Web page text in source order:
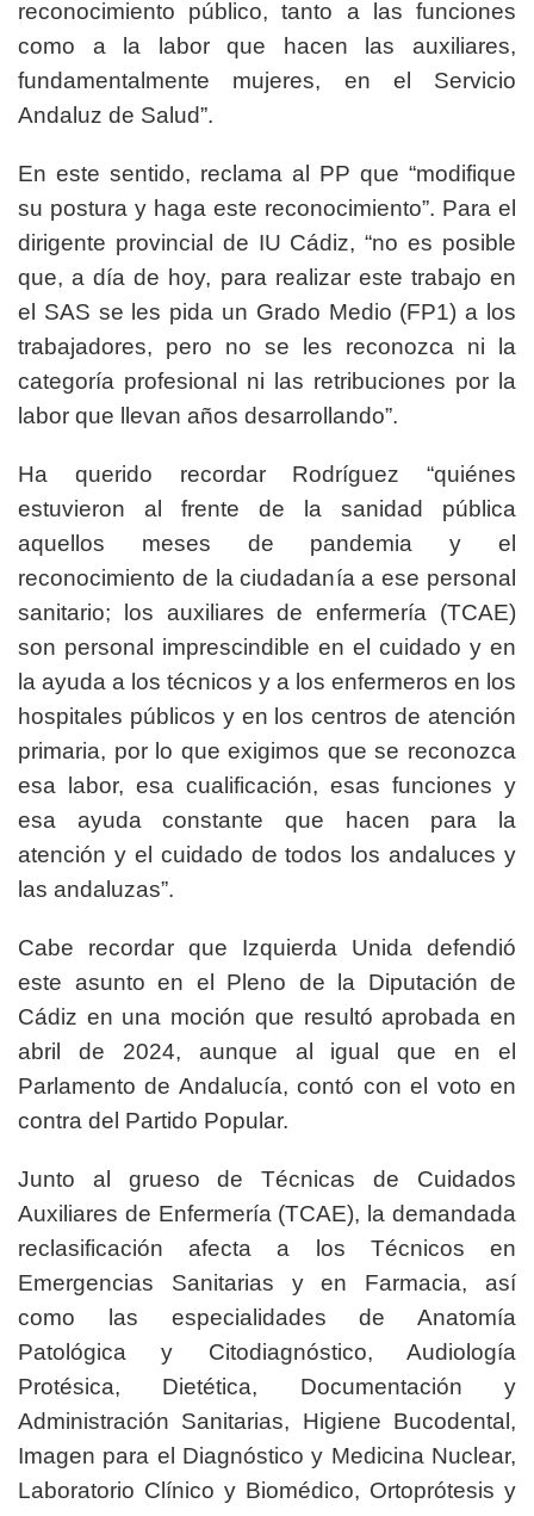
reconocimiento público, tanto a las funciones
como a la labor que hacen las auxiliares,
fundamentalmente mujeres, en el Servicio
Andaluz de Salud”.
En este sentido, reclama al PP que “modifique
su postura y haga este reconocimiento”. Para el
dirigente provincial de IU Cádiz, “no es posible
que, a día de hoy, para realizar este trabajo en
el SAS se les pida un Grado Medio (FP1) a los
trabajadores, pero no se les reconozca ni la
categoría profesional ni las retribuciones por la
labor que llevan años desarrollando”.
Ha querido recordar Rodríguez “quiénes
estuvieron al frente de la sanidad pública
aquellos meses de pandemia y el
reconocimiento de la ciudadanía a ese personal
sanitario; los auxiliares de enfermería (TCAE)
son personal imprescindible en el cuidado y en
la ayuda a los técnicos y a los enfermeros en los
hospitales públicos y en los centros de atención
primaria, por lo que exigimos que se reconozca
esa labor, esa cualificación, esas funciones y
esa ayuda constante que hacen para la
atención y el cuidado de todos los andaluces y
las andaluzas”.
Cabe recordar que Izquierda Unida defendió
este asunto en el Pleno de la Diputación de
Cádiz en una moción que resultó aprobada en
abril de 2024, aunque al igual que en el
Parlamento de Andalucía, contó con el voto en
contra del Partido Popular.
Junto al grueso de Técnicas de Cuidados
Auxiliares de Enfermería (TCAE), la demandada
reclasificación afecta a los Técnicos en
Emergencias Sanitarias y en Farmacia, así
como las especialidades de Anatomía
Patológica y Citodiagnóstico, Audiología
Protésica, Dietética, Documentación y
Administración Sanitarias, Higiene Bucodental,
Imagen para el Diagnóstico y Medicina Nuclear,
Laboratorio Clínico y Biomédico, Ortoprótesis y